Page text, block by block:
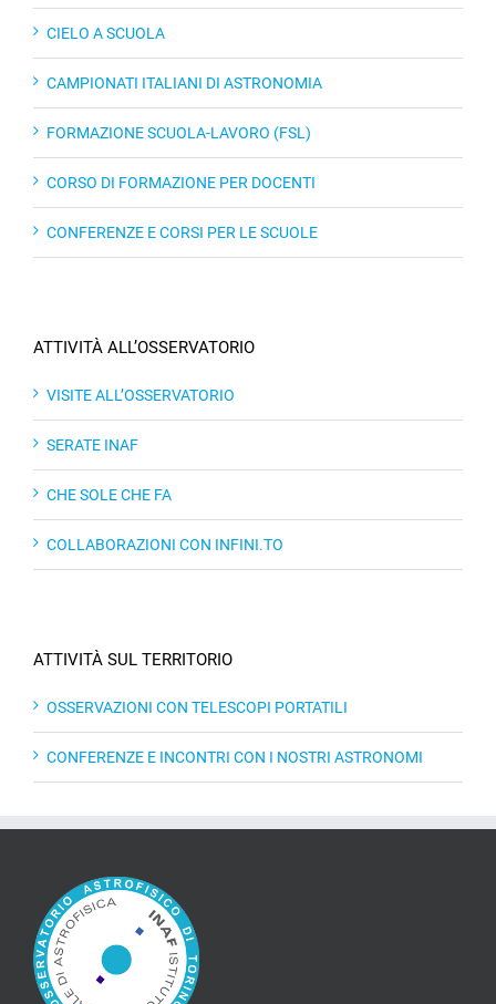
CIELO A SCUOLA
CAMPIONATI ITALIANI DI ASTRONOMIA
FORMAZIONE SCUOLA-LAVORO (FSL)
CORSO DI FORMAZIONE PER DOCENTI
CONFERENZE E CORSI PER LE SCUOLE
ATTIVITÀ ALL’OSSERVATORIO
VISITE ALL’OSSERVATORIO
SERATE INAF
CHE SOLE CHE FA
COLLABORAZIONI CON INFINI.TO
ATTIVITÀ SUL TERRITORIO
OSSERVAZIONI CON TELESCOPI PORTATILI
CONFERENZE E INCONTRI CON I NOSTRI ASTRONOMI